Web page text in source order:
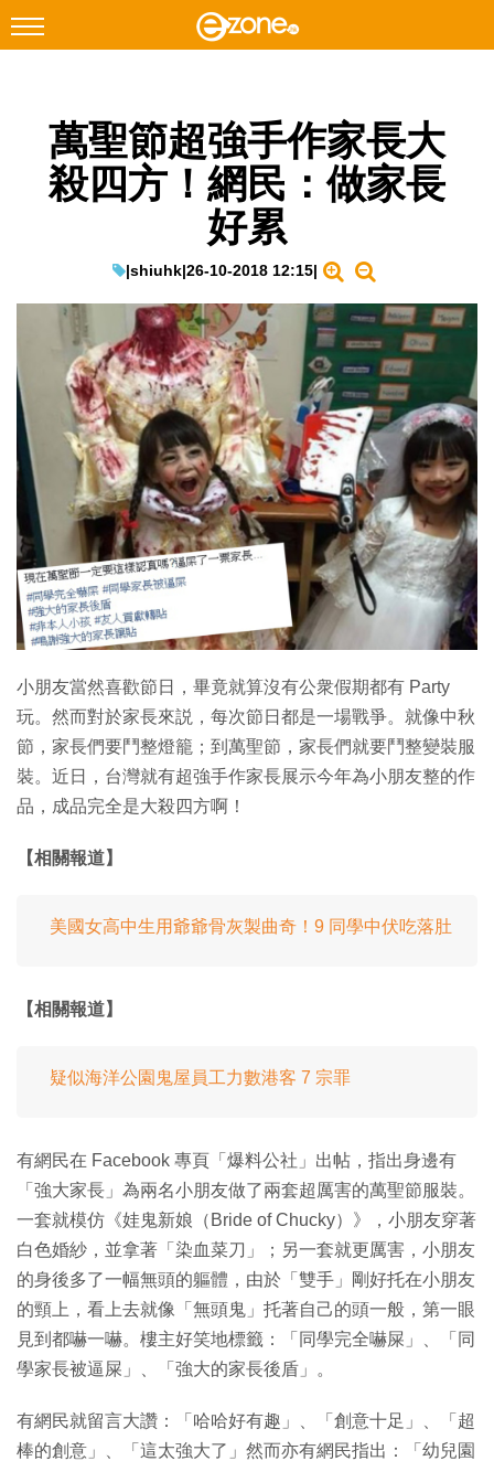
Facebook Instagram
科技焦點
教學評測
EduTech
IT Times
生成式AI與雲端應用
Enterprise Digital Transformation
特集
萬聖節超強手作家長大
殺四方！網民：做家長
好累
|shiuhk|26-10-2018 12:15|
小朋友當然喜歡節日，畢竟就算沒有公衆假期都有 Party
玩。然而對於家長來説，每次節日都是一場戰爭。就像中秋
節，家長們要鬥整燈籠；到萬聖節，家長們就要鬥整變裝服
裝。近日，台灣就有超強手作家長展示今年為小朋友整的作
品，成品完全是大殺四方啊！
【相關報道】
美國女高中生用爺爺骨灰製曲奇！9 同學中伏吃落肚
【相關報道】
疑似海洋公園鬼屋員工力數港客 7 宗罪
有網民在 Facebook 專頁「爆料公社」出帖，指出身邊有
「強大家長」為兩名小朋友做了兩套超厲害的萬聖節服裝。
一套就模仿《娃鬼新娘（Bride of Chucky）》，小朋友穿著
白色婚紗，並拿著「染血菜刀」；另一套就更厲害，小朋友
的身後多了一幅無頭的軀體，由於「雙手」剛好托在小朋友
的頸上，看上去就像「無頭鬼」托著自己的頭一般，第一眼
見到都嚇一嚇。樓主好笑地標籤：「同學完全嚇屎」、「同
學家長被逼屎」、「強大的家長後盾」。
有網民就留言大讚：「哈哈好有趣」、「創意十足」、「超
棒的創意」、「這太強大了」然而亦有網民指出：「幼兒園